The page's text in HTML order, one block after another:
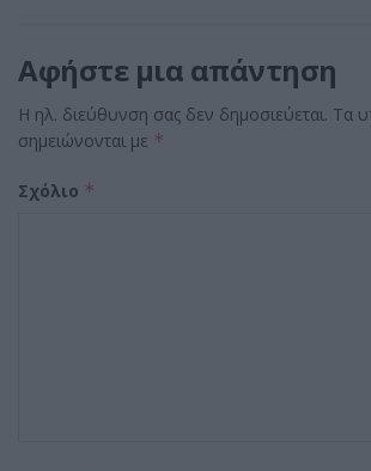
Αφήστε μια απάντηση
Η ηλ. διεύθυνση σας δεν δημοσιεύεται. Τα
σημειώνονται με *
Σχόλιο *